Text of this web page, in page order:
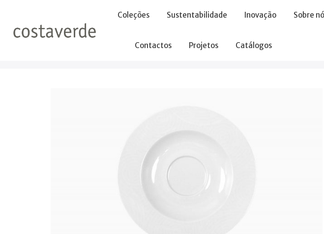
Coleções
Sustentabilidade Inovação Sobre
Contactos Projetos Catálogos